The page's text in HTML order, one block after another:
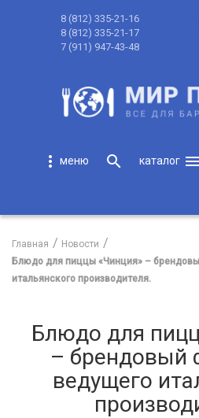
8 (812) 335-21-16
8 (812) 335-21-17
7 (911) 947-43-48
more_vert search
menu
Главная
Новости
Блюдо для пиццы «Чинция» –
итальянского производителя.
Блюдо для
– брендовый
ведущего